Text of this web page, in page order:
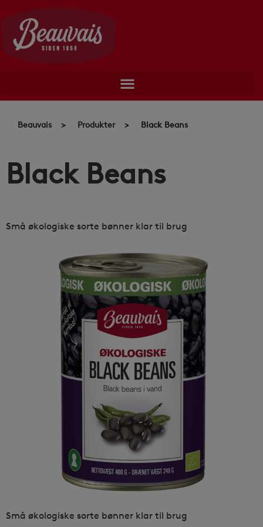
content
Beauvais > Produkter> Black Beans
Black Beans
Små økologiske sorte bønner klar til brug
Små økologiske sorte bønner klar til brug